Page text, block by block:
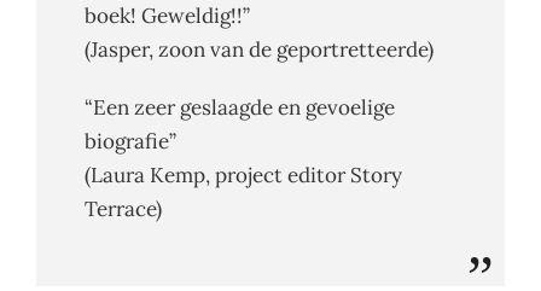
boek! Geweldig!!”
(Jasper, zoon van de geportretteerde)
“Een zeer geslaagde en gevoelige
biografie”
(Laura Kemp, project editor Story
Terrace)